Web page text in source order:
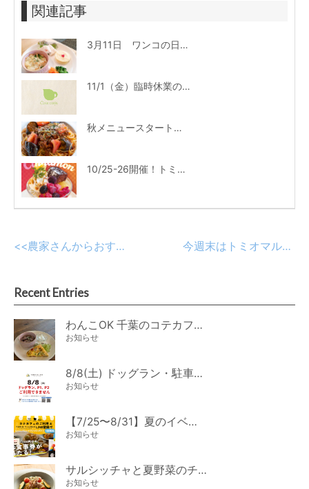
関連記事
3月11日 ワンコの日特別ランチプレート
11/1（金）臨時休業のお知らせ
秋メニュースタート！千葉県産食材を使った絶品パスタ、フォーも新登場♪
10/25-26開催！トミオマルシェvol.21限定メニュー
今週末はトミオマルシェ。コテカフェも特別ランチを提供します♪
<<農家さんからおすそ分けしていただいた、見た目も可愛い西洋野菜
Recent Entries
わんこOK 千葉のコテカフェ 8月わんこの日 オートミールdeローストビーフライス
お知らせ
8/8(土) ドッグラン・駐車場ご利用のお知らせ
お知らせ
【7/25〜8/31】夏のイベント開催
お知らせ
サルシッチャと夏野菜のチーズパスタ期間限定新メニュー登場！
お知らせ